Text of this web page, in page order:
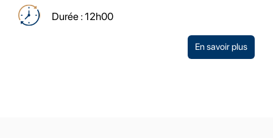
Durée : 12h00
En savoir plus